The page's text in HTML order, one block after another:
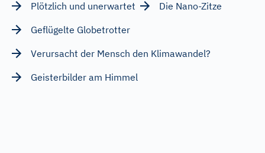
Plötzlich und unerwartet
Die Nano-Zitze
Geflügelte Globetrotter
Verursacht der Mensch den Klimawandel?
Geisterbilder am Himmel